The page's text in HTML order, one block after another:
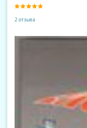
2 отзыва